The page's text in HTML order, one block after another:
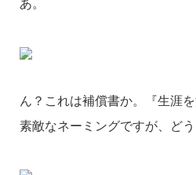
あ。
ん？これは補償書か。『生涯
素敵なネーミングですが、ど